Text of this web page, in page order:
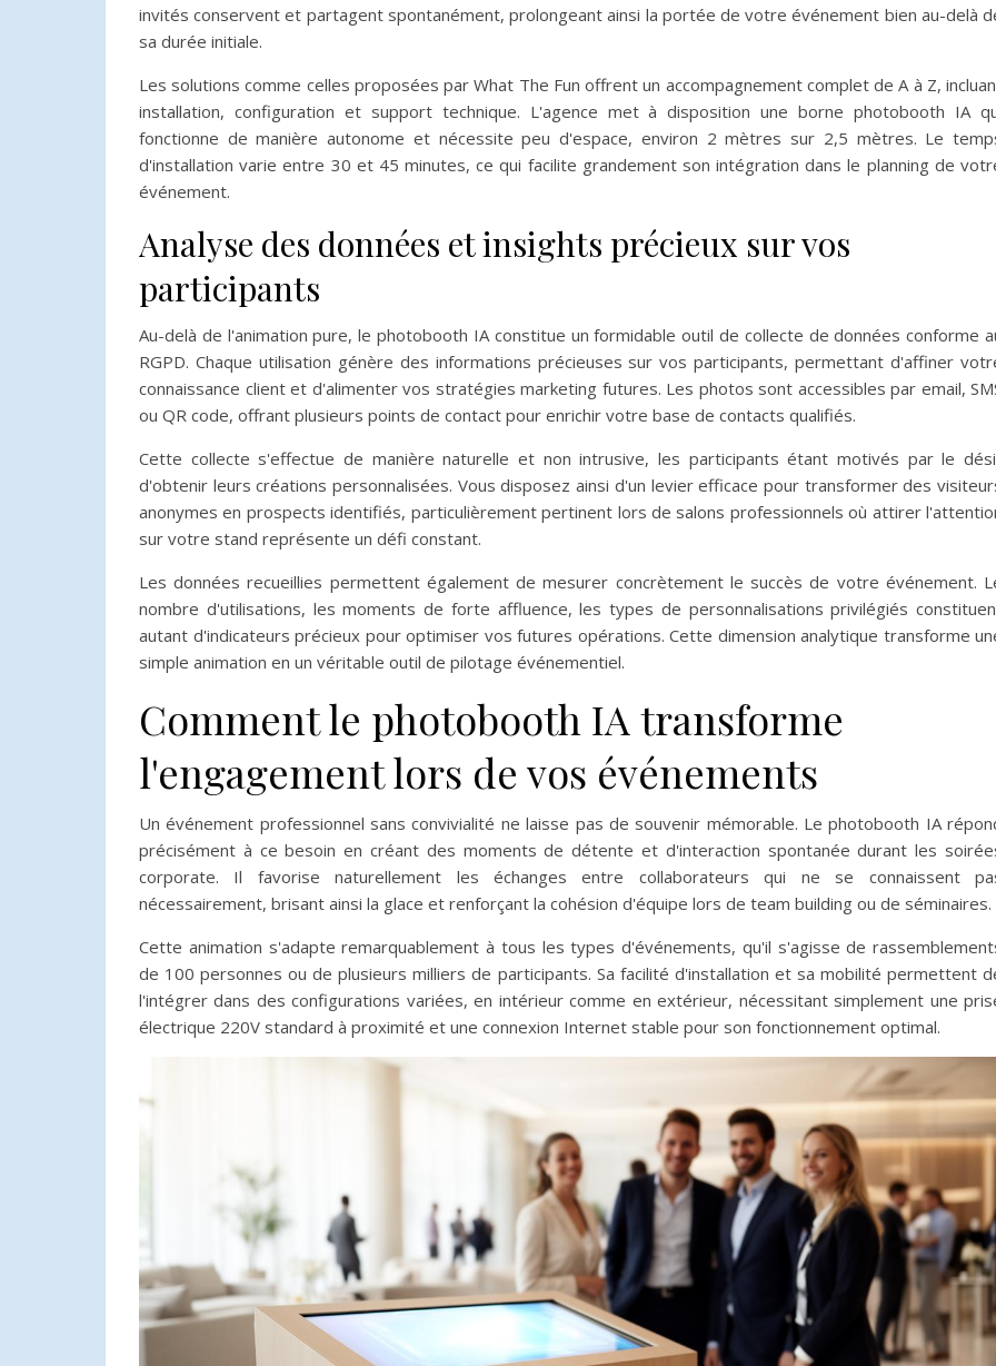
invités conservent et partagent spontanément, prolongeant ainsi la portée de votre événement bien au-delà
sa durée initiale.
Les solutions comme celles proposées par What The Fun offrent un accompagnement complet de A à Z,
installation, configuration et support technique. L'agence met à disposition une borne photobooth IA
fonctionne de manière autonome et nécessite peu d'espace, environ 2 mètres sur 2,5 mètres. Le
d'installation varie entre 30 et 45 minutes, ce qui facilite grandement son intégration dans le planning de
événement.
Analyse des données et insights précieux sur vos
participants
Au-delà de l'animation pure, le photobooth IA constitue un formidable outil de collecte de données conforme
RGPD. Chaque utilisation génère des informations précieuses sur vos participants, permettant d'affiner
connaissance client et d'alimenter vos stratégies marketing futures. Les photos sont accessibles par email,
ou QR code, offrant plusieurs points de contact pour enrichir votre base de contacts qualifiés.
Cette collecte s'effectue de manière naturelle et non intrusive, les participants étant motivés par le
d'obtenir leurs créations personnalisées. Vous disposez ainsi d'un levier efficace pour transformer des
anonymes en prospects identifiés, particulièrement pertinent lors de salons professionnels où attirer
sur votre stand représente un défi constant.
Les données recueillies permettent également de mesurer concrètement le succès de votre événement.
nombre d'utilisations, les moments de forte affluence, les types de personnalisations privilégiés
autant d'indicateurs précieux pour optimiser vos futures opérations. Cette dimension analytique transforme
simple animation en un véritable outil de pilotage événementiel.
Comment le photobooth IA transforme
l'engagement lors de vos événements
Un événement professionnel sans convivialité ne laisse pas de souvenir mémorable. Le photobooth IA
précisément à ce besoin en créant des moments de détente et d'interaction spontanée durant les
corporate. Il favorise naturellement les échanges entre collaborateurs qui ne se connaissent
nécessairement, brisant ainsi la glace et renforçant la cohésion d'équipe lors de team building ou de séminaires.
Cette animation s'adapte remarquablement à tous les types d'événements, qu'il s'agisse de
de 100 personnes ou de plusieurs milliers de participants. Sa facilité d'installation et sa mobilité permettent
l'intégrer dans des configurations variées, en intérieur comme en extérieur, nécessitant simplement une
électrique 220V standard à proximité et une connexion Internet stable pour son fonctionnement optimal.